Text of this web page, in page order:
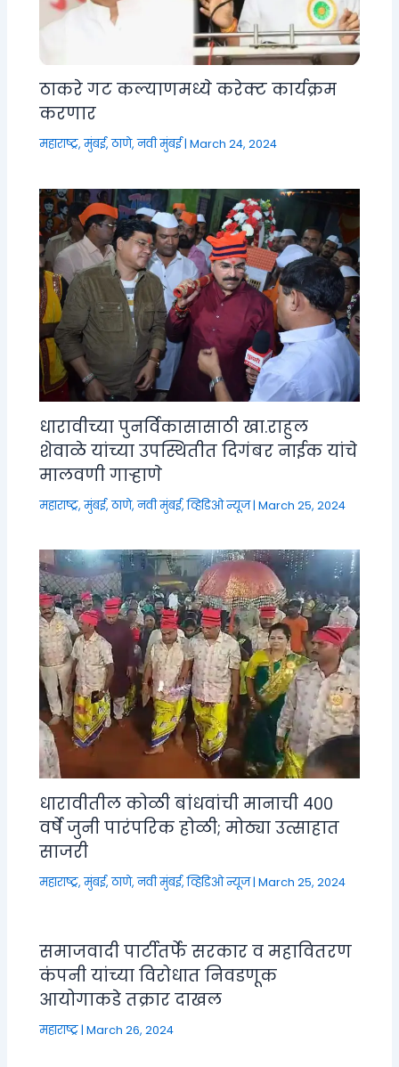
ठाकरे गट कल्याणमध्ये करेक्ट कार्यक्रम
करणार
महाराष्ट्र,मुंबई, ठाणे, नवी मुंबई|March 24, 2024
धारावीच्या पुनर्विकासासाठी खा.राहुल
शेवाळे यांच्या उपस्थितीत दिगंबर नाईक यांचे
मालवणी गाऱ्हाणे
महाराष्ट्र,मुंबई, ठाणे, नवी मुंबई,व्हिडिओ न्यूज|March 25, 2024
धारावीतील कोळी बांधवांची मानाची ४००
वर्षे जुनी पारंपरिक होळी; मोठ्या उत्साहात
साजरी
महाराष्ट्र,मुंबई, ठाणे, नवी मुंबई,व्हिडिओ न्यूज|March 25, 2024
समाजवादी पार्टीतर्फे सरकार व महावितरण
कंपनी यांच्या विरोधात निवडणूक
आयोगाकडे तक्रार दाखल
महाराष्ट्र|March 26, 2024